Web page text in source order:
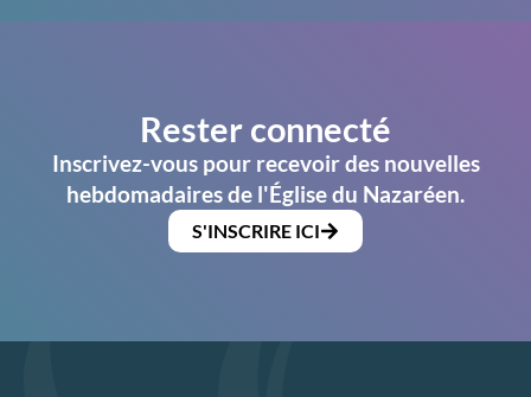
Rester connecté
Inscrivez-vous pour recevoir des nouvelles
hebdomadaires de l'Église du Nazaréen.
S'INSCRIRE ICI